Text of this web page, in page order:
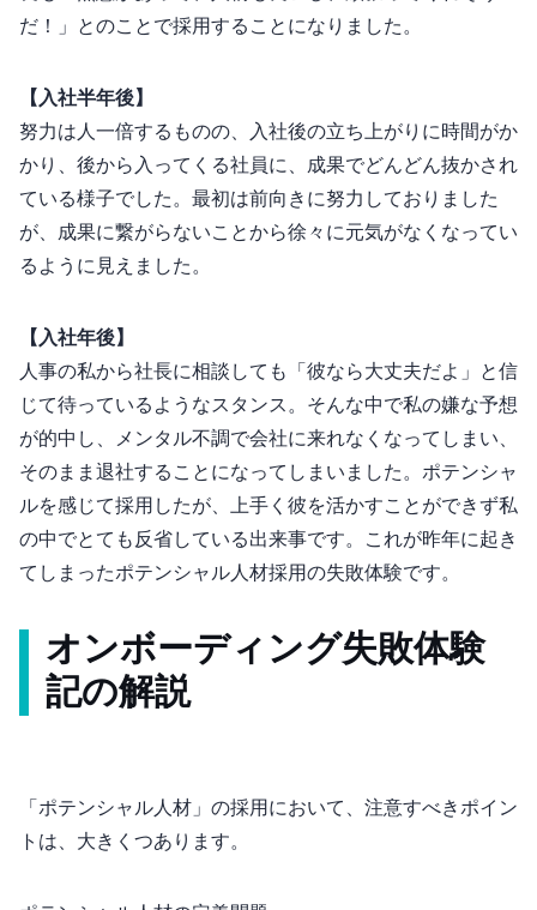
だ！」とのことで採用することになりました。
【入社半年後】
努力は人一倍するものの、入社後の立ち上がりに時間がか
かり、後から入ってくる社員に、成果でどんどん抜かされ
ている様子でした。最初は前向きに努力しておりました
が、成果に繋がらないことから徐々に元気がなくなってい
るように見えました。
【入社1年後】
人事の私から社長に相談しても「彼なら大丈夫だよ」と信
じて待っているようなスタンス。そんな中で私の嫌な予想
が的中し、メンタル不調で会社に来れなくなってしまい、
そのまま退社することになってしまいました。ポテンシャ
ルを感じて採用したが、上手く彼を活かすことができず私
の中でとても反省している出来事です。これが昨年に起き
てしまったポテンシャル人材採用の失敗体験です。
オンボーディング失敗体験
記の解説
「ポテンシャル人材」の採用において、注意すべきポイン
トは、大きく4つあります。